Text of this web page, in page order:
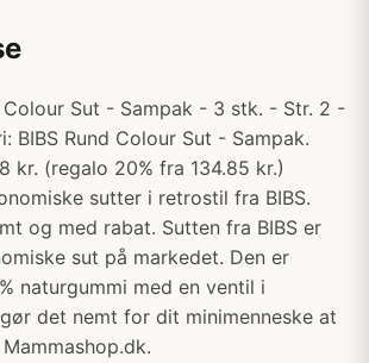
Colour Sut - Sampak - 3 stk. - Str. 2 -
BIBS Rund Colour Sut - Sampak.
kr. (regalo 20% fra 134.85 kr.)
sutter i retrostil fra BIBS.
og med rabat. Sutten fra BIBS er
sut på markedet. Den er
naturgummi med en ventil i
det nemt for dit minimenneske at